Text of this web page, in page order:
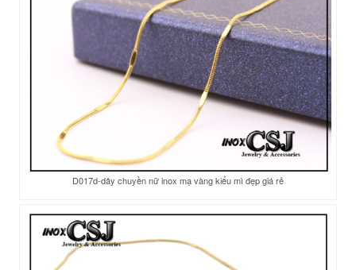
D017d-dây chuyền nữ inox mạ vàng kiểu mì đẹp giá rẻ